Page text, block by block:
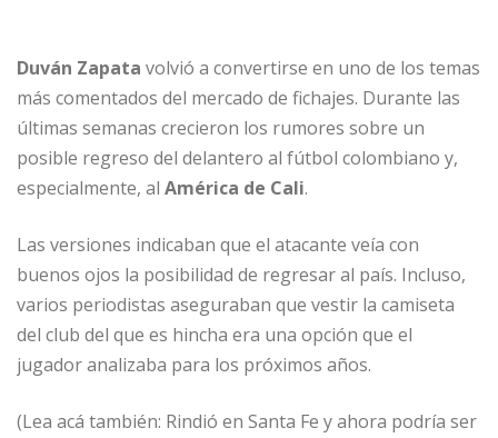
Duván Zapata volvió a convertirse en uno de los temas
más comentados del mercado de fichajes. Durante las
últimas semanas crecieron los rumores sobre un
posible regreso del delantero al fútbol colombiano y,
especialmente, al América de Cali.
Las versiones indicaban que el atacante veía con
buenos ojos la posibilidad de regresar al país. Incluso,
varios periodistas aseguraban que vestir la camiseta
del club del que es hincha era una opción que el
jugador analizaba para los próximos años.
(Lea acá también: Rindió en Santa Fe y ahora podría ser